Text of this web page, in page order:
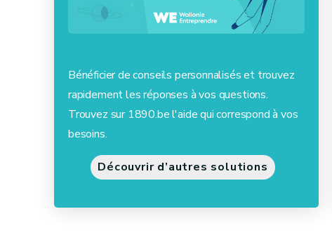
Bénéficier de conseils personnalisés et trouvez
rapidement les réponses à vos questions.
Trouvez sur 1890.be l'aide qui correspond à vos
besoins.
Découvrir d’autres solutions